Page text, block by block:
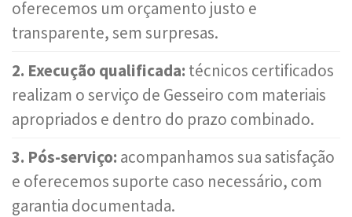
oferecemos um orçamento justo e
transparente, sem surpresas.
2. Execução qualificada: técnicos certificados
realizam o serviço de Gesseiro com materiais
apropriados e dentro do prazo combinado.
3. Pós-serviço: acompanhamos sua satisfação
e oferecemos suporte caso necessário, com
garantia documentada.